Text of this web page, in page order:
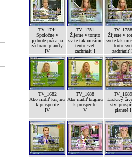
TV_1744
Spoločne v
jednote práca na
záchrane planéty
IV
TV_1751
Žijeme v tomto
svete tak musíme
tento svet
zachrániť I
TV_1758
Žijeme v
svete tak
tento svet
zachrániť
TV_1682
Ako riadiť krajinu
k prosperite
IV
TV_1688
Ako riadiť krajinu
k prosperite
V
TV_1689
Laskavý
styl
planetě I